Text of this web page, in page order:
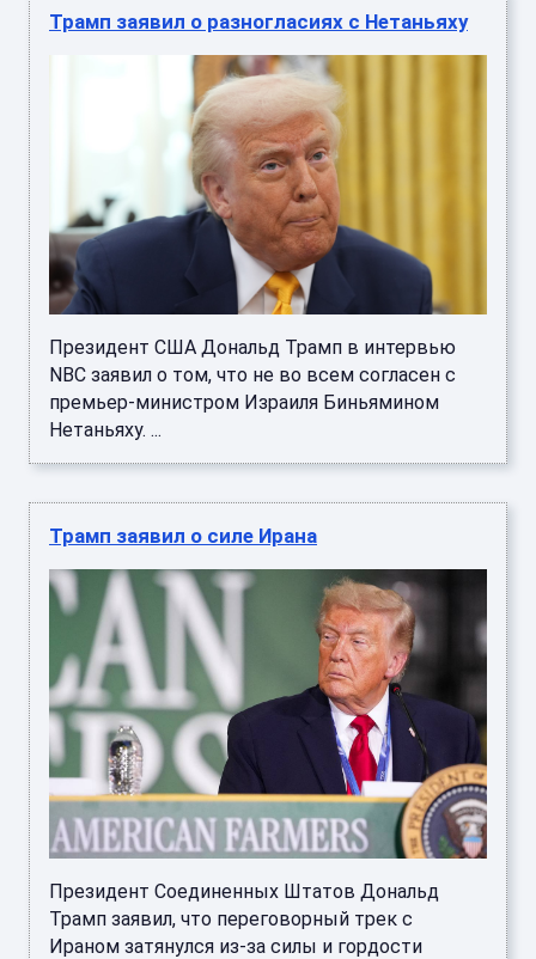
Трамп заявил о разногласиях с Нетаньяху
Президент США Дональд Трамп в интервью
NBC заявил о том, что не во всем согласен с
премьер-министром Израиля Биньямином
Нетаньяху. ...
Трамп заявил о силе Ирана
Президент Соединенных Штатов Дональд
Трамп заявил, что переговорный трек с
Ираном затянулся из-за силы и гордости